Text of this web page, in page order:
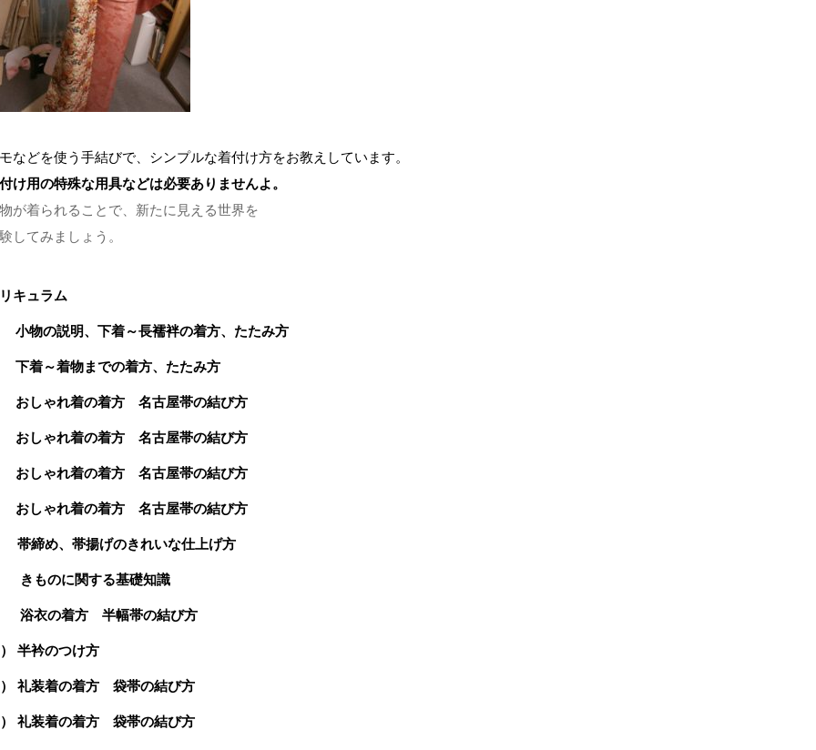
などを使う手結びで、シンプルな着付け方をお教えしています。
け用の特殊な用具などは必要ありませんよ。
が着られることで、新たに見える世界を
してみましょう。
キュラム
物の説明、下着～長襦袢の着方、たたみ方
着～着物までの着方、たたみ方
おしゃれ着の着方 名古屋帯の結び方
おしゃれ着の着方 名古屋帯の結び方
おしゃれ着の着方 名古屋帯の結び方
おしゃれ着の着方 名古屋帯の結び方
帯締め、帯揚げのきれいな仕上げ方
きものに関する基礎知識
浴衣の着方 半幅帯の結び方
半衿のつけ方
礼装着の着方 袋帯の結び方
礼装着の着方 袋帯の結び方